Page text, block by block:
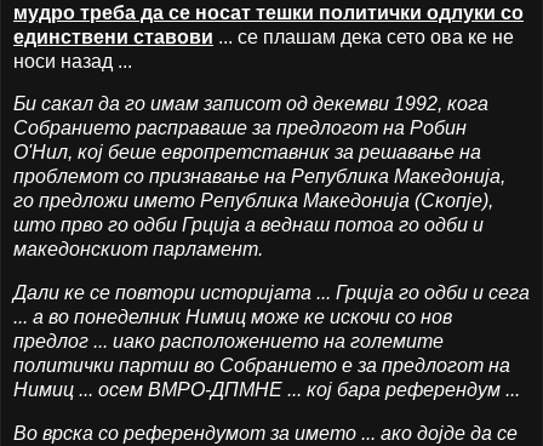
мудро треба да се носат тешки политички одлуки со
единствени ставови ... се плашам дека сето ова ке не
носи назад ...
Би сакал да го имам записот од декемви 1992, кога
Собранието расправаше за предлогот на Робин
О'Нил, кој беше европретставник за решавање на
проблемот со признавање на Република Македонија,
го предложи името Република Македонија (Скопје),
што прво го одби Грција а веднаш потоа го одби и
македонскиот парламент.
Дали ке се повтори историјата ... Грција го одби и сега
... а во понеделник Нимиц може ке искочи со нов
предлог ... иако расположението на големите
политички партии во Собранието е за предлогот на
Нимиц ... осем ВМРО-ДПМНЕ ... кој бара референдум ...
Во врска со референдумот за името ... ако дојде да се